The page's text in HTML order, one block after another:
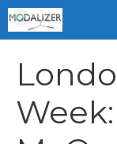
Vai
al